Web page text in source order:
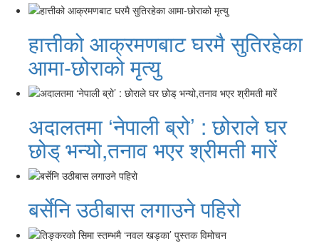
हात्तीको आक्रमणबाट घरमै सुतिरहेका
आमा-छोराको मृत्यु
अदालतमा ‘नेपाली ब्रो’ : छोराले घर
छोड् भन्यो,तनाव भएर श्रीमती मारें
बर्सेनि उठीबास लगाउने पहिरो